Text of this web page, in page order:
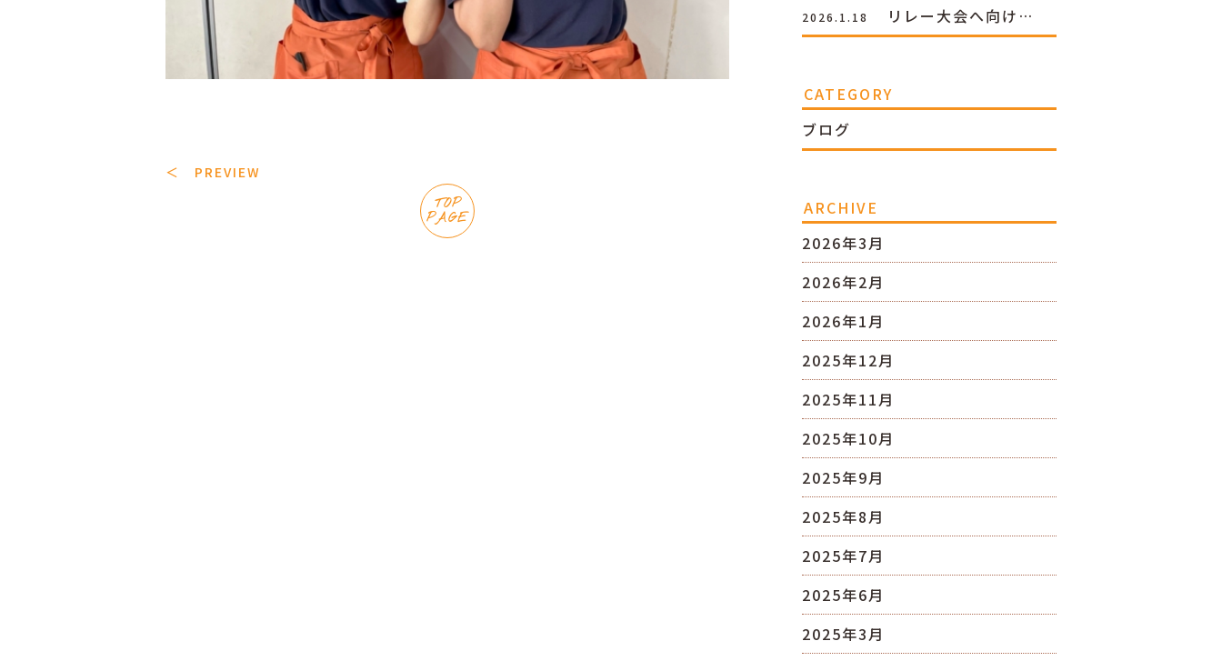
＜ PREVIEW
TOP
PAGE
2026.1.18 リレー大会へ向け…
CATEGORY
ブログ
ARCHIVE
2026年3月
2026年2月
2026年1月
2025年12月
2025年11月
2025年10月
2025年9月
2025年8月
2025年7月
2025年6月
2025年3月